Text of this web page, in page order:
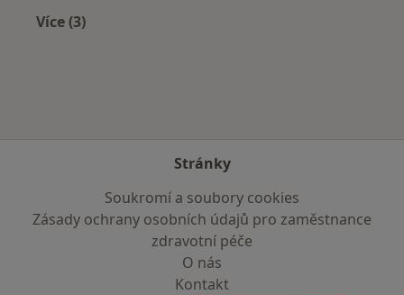
Více (3)
Stránky
Soukromí a soubory cookies
Zásady ochrany osobních údajů pro zaměstnance
zdravotní péče
O nás
Kontakt